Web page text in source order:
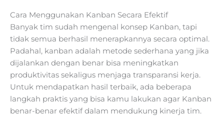
Cara Menggunakan Kanban Secara Efektif
Banyak tim sudah mengenal konsep Kanban, tapi
tidak semua berhasil menerapkannya secara optimal.
Padahal, kanban adalah metode sederhana yang jika
dijalankan dengan benar bisa meningkatkan
produktivitas sekaligus menjaga transparansi kerja.
Untuk mendapatkan hasil terbaik, ada beberapa
langkah praktis yang bisa kamu lakukan agar Kanban
benar-benar efektif dalam mendukung kinerja tim.